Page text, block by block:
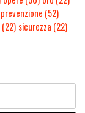
prevenzione (52)
(22) sicurezza (22)